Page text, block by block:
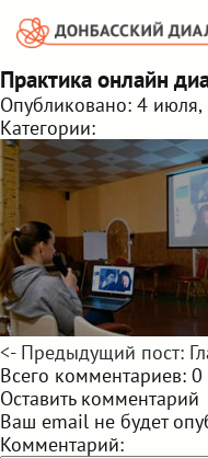
Практика онлайн
Опубликовано: 4
Категории:
<- Предыдущий пост:
Всего комментариев: 0
Оставить комментарий
Ваш email не будет
Комментарий: